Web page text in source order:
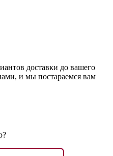
доставки до вашего
и мы постараемся вам